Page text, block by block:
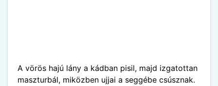
A vörös hajú lány a kádban pisil, majd izgatottan
maszturbál, miközben ujjai a seggébe csúsznak.